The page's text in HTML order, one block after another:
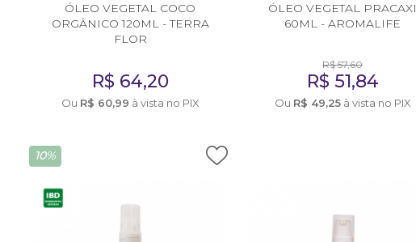
ÓLEO VEGETAL COCO
ORGÂNICO 120ML - TERRA
FLOR
R$ 64,20
Ou R$ 60,99 à vista no PIX
ÓLEO VEGETAL PRACAXI
60ML - AROMALIFE
R$57,60
R$ 51,84
Ou R$ 49,25à vista no PIX
10%